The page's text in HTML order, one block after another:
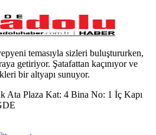
temasıyla sizleri buluştururken,
getiriyor. Şatafattan kaçınıyor ve
bir altyapı sunuyor.
Ata Plaza Kat: 4 Bina No: 1 İç Kapı